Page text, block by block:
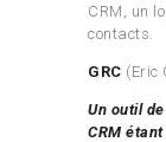
CRM, un
contacts.
GRC (Eric
Un outil
CRM